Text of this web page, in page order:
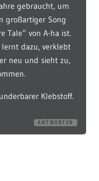
gebraucht, um
großartiger Song
Tale“ von A-ha ist.
lernt dazu, verklebt
neu und sieht zu,
Klebstoff.
ANTWORTEN